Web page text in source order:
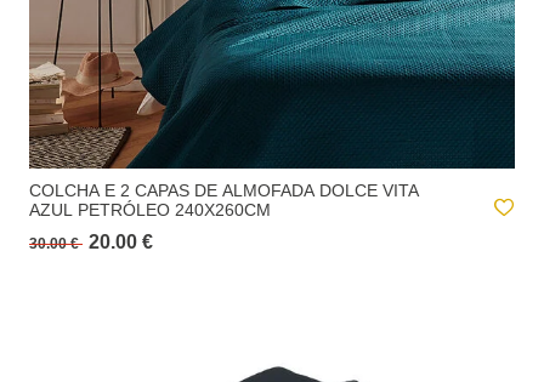
COLCHA E 2 CAPAS DE ALMOFADA DOLCE VITA
AZUL PETRÓLEO 240X260CM
30.00 € 20.00 €